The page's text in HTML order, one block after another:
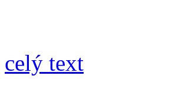
celý text